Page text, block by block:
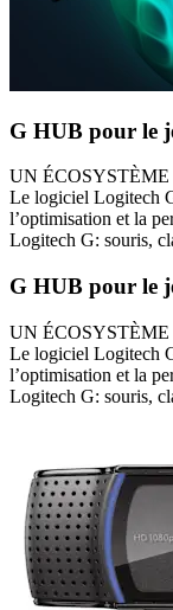
G HUB pour le
UN
Le logiciel Logitech
l’optimisation et la
Logitech G: souris,
G HUB pour le
UN
Le logiciel Logitech
l’optimisation et la
Logitech G: souris,